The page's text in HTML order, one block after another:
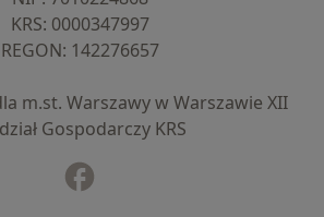
KRS: ⁠0000347997
REGON: ⁠142276657
m.st. Warszawy w Warszawie XII
Gospodarczy KRS